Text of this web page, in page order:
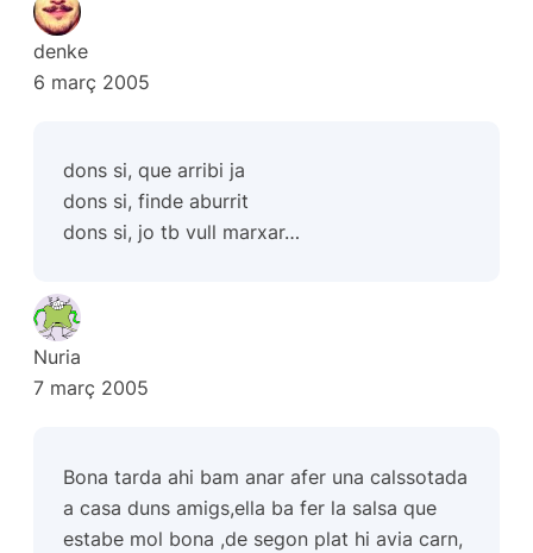
denke
6 març 2005
dons si, que arribi ja
dons si, finde aburrit
dons si, jo tb vull marxar…
Nuria
7 març 2005
Bona tarda ahi bam anar afer una calssotada
a casa duns amigs,ella ba fer la salsa que
estabe mol bona ,de segon plat hi avia carn,